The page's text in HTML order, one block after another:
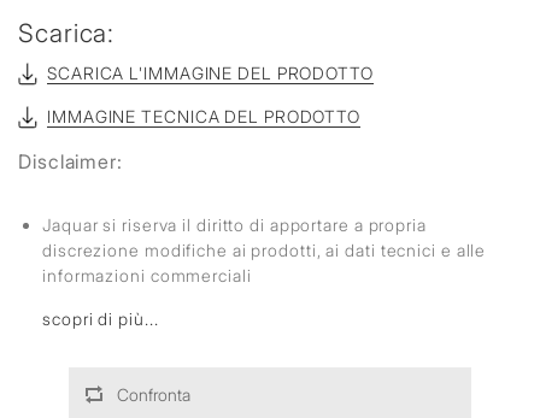
Scarica:
SCARICA L'IMMAGINE DEL PRODOTTO
IMMAGINE TECNICA DEL PRODOTTO
Disclaimer:
Jaquar si riserva il diritto di apportare a propria
discrezione modifiche ai prodotti, ai dati tecnici e alle
informazioni commerciali
scopri di più...
Confronta